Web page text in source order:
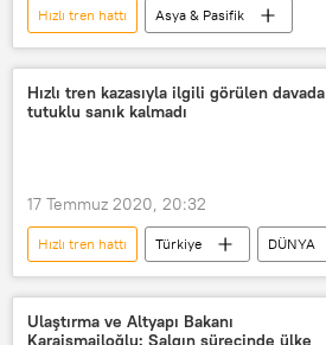
Hızlı tren hattı
Asya & Pasifik
DÜNYA
Haberler
YAŞAM
Güney Kore
hızlı tren
Yüksek Hızlı Tren (YHT)
Hyperloop TT
Hızlı tren kazasıyla ilgili görülen davada
tutuklu sanık kalmadı
17 Temmuz 2020, 20:32
Hızlı tren hattı Türkiye
DÜNYA
Haberler
Yüksek Hızlı Tren (YHT)
Kaza
Ankara
Ulaştırma ve Altyapı Bakanı
Karaismailoğlu: Salgın sürecinde ülke